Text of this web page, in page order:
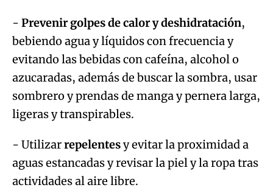
- Prevenir golpes de calor y deshidratación,
bebiendo agua y líquidos con frecuencia y
evitando las bebidas con cafeína, alcohol o
azucaradas, además de buscar la sombra, usar
sombrero y prendas de manga y pernera larga,
ligeras y transpirables.
- Utilizarrepelentesy evitar la proximidad a
aguas estancadas y revisar la piel y la ropa tras
actividades al aire libre.